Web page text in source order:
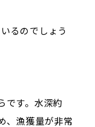
るのでしょう
です。水深約
、漁獲量が非常